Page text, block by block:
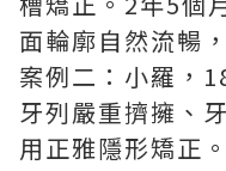
面輪廓自然流暢
案例二：小羅，
牙列嚴重擠擁、
用正雅隱形矯正